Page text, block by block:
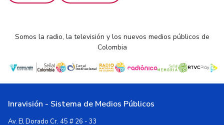
Somos la radio, la televisión y los nuevos medios públicos de
Colombia
Inravisión - Sistema de Medios Públicos
Av. El Dorado Cr. 45 # 26 - 33